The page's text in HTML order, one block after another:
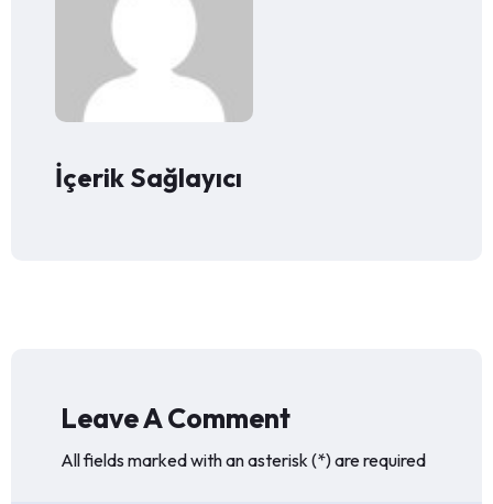
İçerik Sağlayıcı
Leave A Comment
All fields marked with an asterisk (*) are required